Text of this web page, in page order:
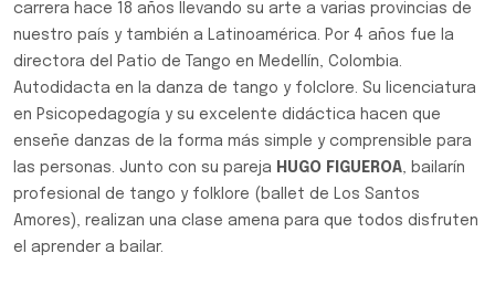
carrera hace 18 años llevando su arte a varias provincias de
nuestro país y también a Latinoamérica. Por 4 años fue la
directora del Patio de Tango en Medellín, Colombia.
Autodidacta en la danza de tango y folclore. Su licenciatura
en Psicopedagogía y su excelente didáctica hacen que
enseñe danzas de la forma más simple y comprensible para
las personas. Junto con su pareja HUGO FIGUEROA, bailarín
profesional de tango y folklore (ballet de Los Santos
Amores), realizan una clase amena para que todos disfruten
el aprender a bailar.